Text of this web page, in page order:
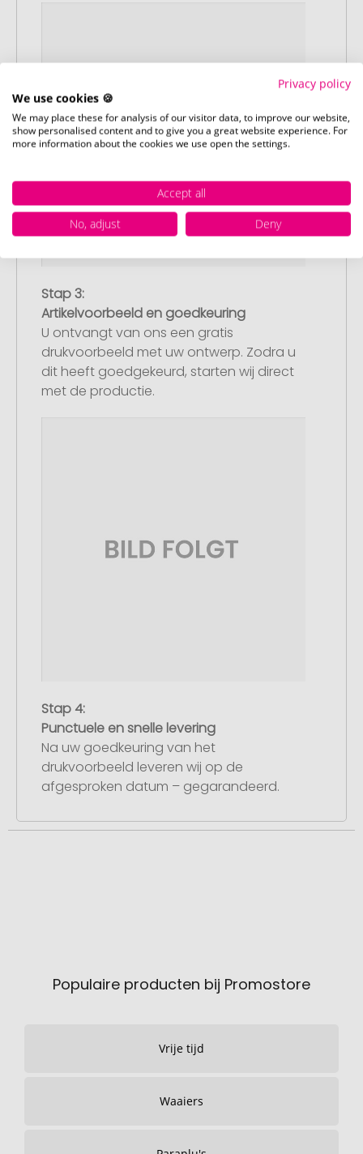
Stap 3:
Artikelvoorbeeld en goedkeuring
U ontvangt van ons een gratis
drukvoorbeeld met uw ontwerp. Zodra u
dit heeft goedgekeurd, starten wij direct
met de productie.
Stap 4:
Punctuele en snelle levering
Na uw goedkeuring van het
drukvoorbeeld leveren wij op de
afgesproken datum – gegarandeerd.
Populaire producten bij Promostore
Vrije tijd
Waaiers
Privacy policy
We use cookies 🍪
We may place these for analysis of our visitor data, to improve our website,
show personalised content and to give you a great website experience. For
more information about the cookies we use open the settings.
Accept all
No, adjust
Deny